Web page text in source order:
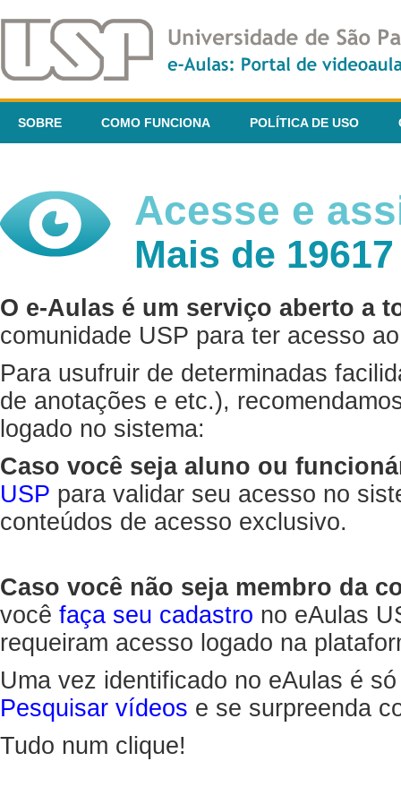
SOBRE COMO FUNCIONA POLÍTICA DE USO
Acesse e
Mais de
O e-Aulas é um serviço aberto a
comunidade USP para ter acesso
Para usufruir de determinadas
de anotações e etc.),
logado no sistema:
Caso você seja aluno ou
USP para validar seu acesso no
conteúdos de acesso exclusivo.
Caso você não seja membro da
você faça seu cadastro no eAulas
requeiram acesso logado na
Uma vez identificado no eAulas é
Pesquisar vídeos e se surpreenda
Tudo num clique!